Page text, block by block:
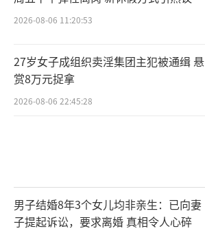
2026-08-06 11:20:53
27岁女子成组织卖淫集团主犯被通缉 悬
赏8万元捉拿
2026-08-06 22:45:28
男子结婚8年3个女儿均非亲生：已向妻
子提起诉讼，要求离婚 真相令人心碎